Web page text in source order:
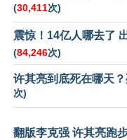
(30,411次)
震惊！14亿人哪去了
(84,246次)
许其亮到底死在哪天
次)
翻版李克强 许其亮跑